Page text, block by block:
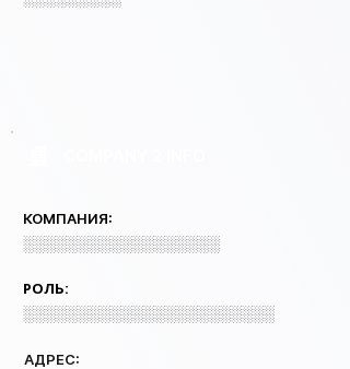
КОМПАНИЯ:
░░░░░░░░░░░░░░░░░░
РОЛЬ:
░░░░░░░░░░░░░░░░░░░░░░░
АДРЕС: